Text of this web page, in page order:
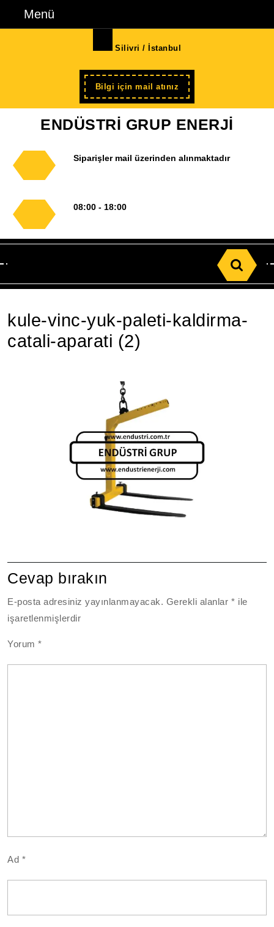
Menü
Silivri / İstanbul
Bilgi için mail atınız Şimdi
kayıt
ENDÜSTRİ GRUP ENERJİ
Siparişler mail üzerinden alınmaktadır
08:00 - 18:00
for:
kule-vinc-yuk-paleti-kaldirma-
catali-aparati (2)
Cevap bırakın
E-posta adresiniz yayınlanmayacak. Gerekli alanlar* ile
işaretlenmişlerdir
Yorum*
Ad *